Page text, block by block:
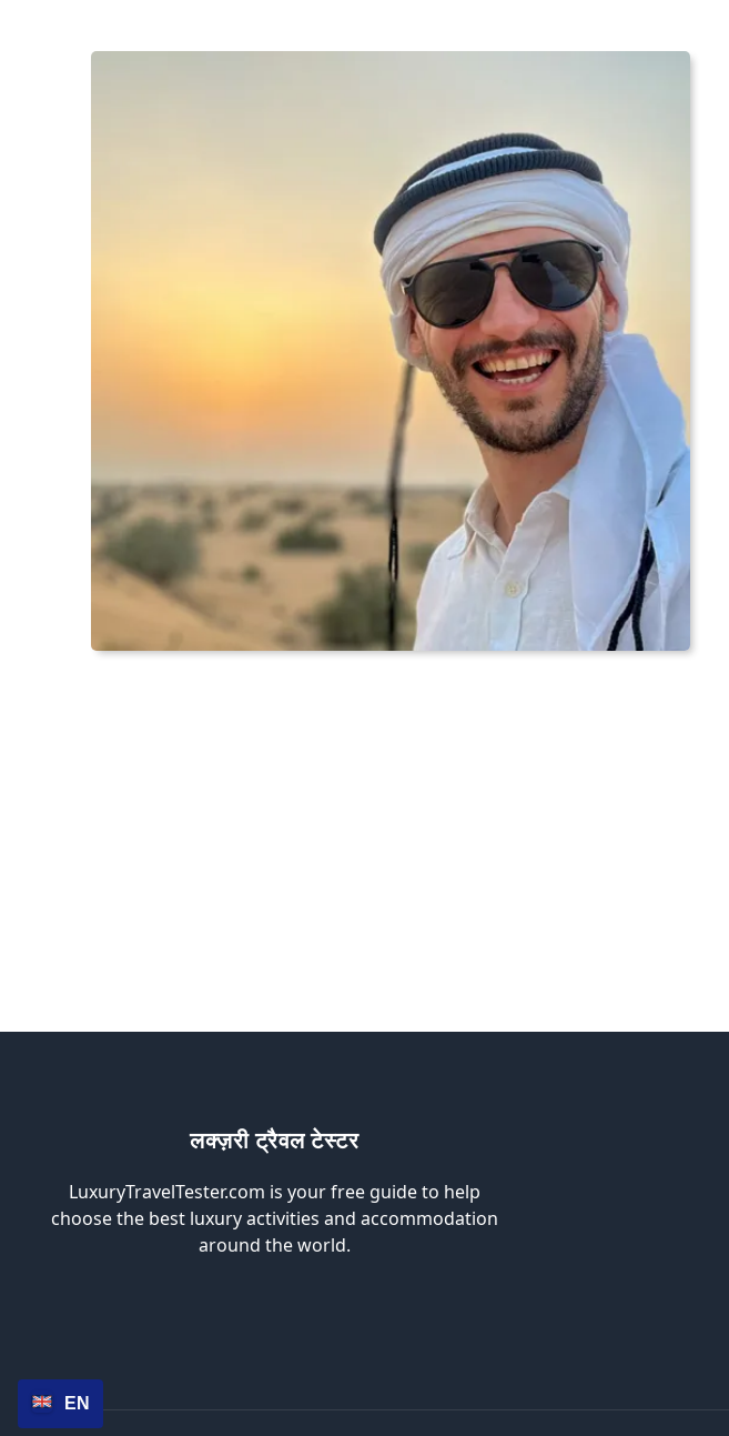
लक्ज़री ट्रैवल टेस्टर
LuxuryTravelTester.com is your free guide to help
choose the best luxury activities and accommodation
around the world.
EN